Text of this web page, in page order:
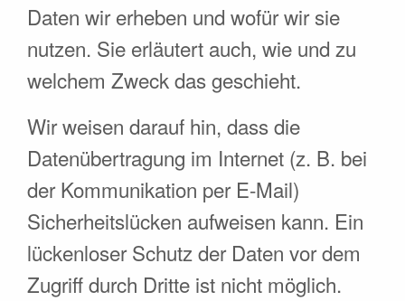
Daten wir erheben und wofür wir sie
nutzen. Sie erläutert auch, wie und zu
welchem Zweck das geschieht.
Wir weisen darauf hin, dass die
Datenübertragung im Internet (z. B. bei
der Kommunikation per E-Mail)
Sicherheitslücken aufweisen kann. Ein
lückenloser Schutz der Daten vor dem
Zugriff durch Dritte ist nicht möglich.